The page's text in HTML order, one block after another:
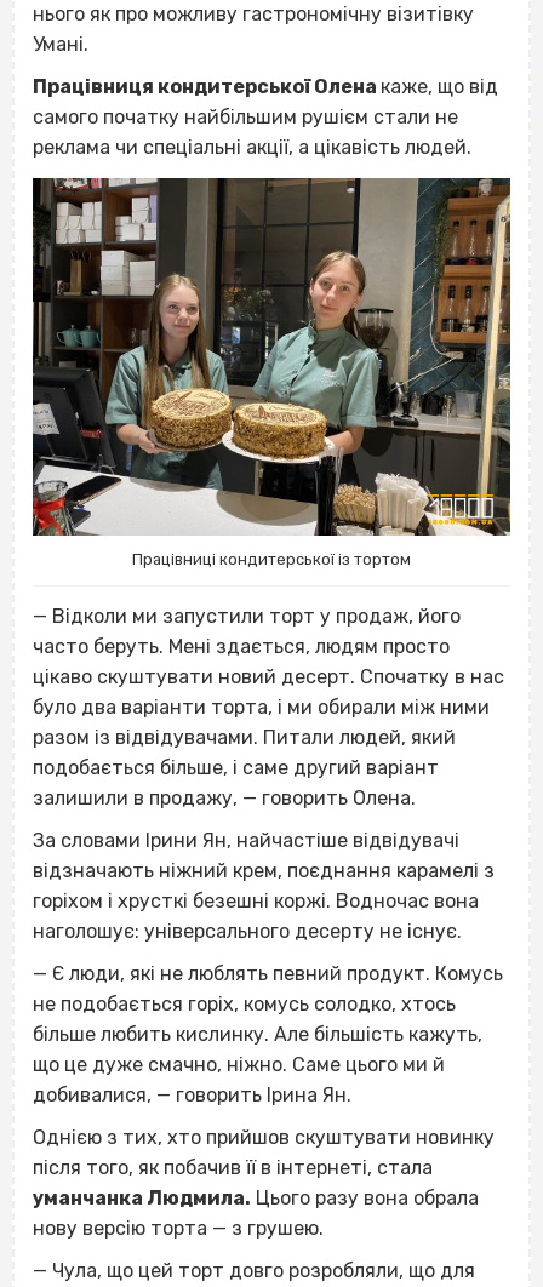
нього як про можливу гастрономічну візитівку
Умані.
Працівниця кондитерської Олена каже, що від
самого початку найбільшим рушієм стали не
реклама чи спеціальні акції, а цікавість людей.
Працівниці кондитерської із тортом
— Відколи ми запустили торт у продаж, його
часто беруть. Мені здається, людям просто
цікаво скуштувати новий десерт. Спочатку в нас
було два варіанти торта, і ми обирали між ними
разом із відвідувачами. Питали людей, який
подобається більше, і саме другий варіант
залишили в продажу, — говорить Олена.
За словами Ірини Ян, найчастіше відвідувачі
відзначають ніжний крем, поєднання карамелі з
горіхом і хрусткі безешні коржі. Водночас вона
наголошує: універсального десерту не існує.
— Є люди, які не люблять певний продукт. Комусь
не подобається горіх, комусь солодко, хтось
більше любить кислинку. Але більшість кажуть,
що це дуже смачно, ніжно. Саме цього ми й
добивалися, — говорить Ірина Ян.
Однією з тих, хто прийшов скуштувати новинку
після того, як побачив її в інтернеті, стала
уманчанка Людмила. Цього разу вона обрала
нову версію торта — з грушею.
— Чула, що цей торт довго розробляли, що для